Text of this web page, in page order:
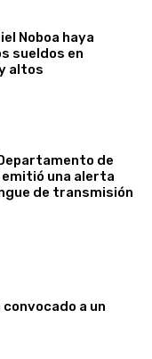
Noboa haya
sueldos en
altos
de
una alerta
de transmisión
convocado a un